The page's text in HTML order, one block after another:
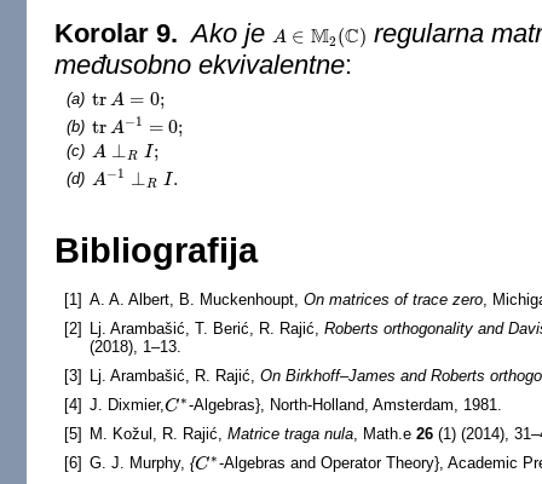
Korolar 9. Ako jeA ∈ M2 (C)
A∈M 2(C)
regularna
međusobno ekvivalentne:
(a) tr A = 0;
trA=0;
(b) tr A−1 = 0;
trA−1=0 ;
(c) A ⊥R I ;
A⊥R I;
(d) A−1 ⊥R I.
A−1⊥R I.
Bibliografija
[1] A. A. Albert, B. Muckenhoupt, On matrices of trace zero,
[2]
Lj. Arambašić, T. Berić, R. Rajić, Roberts orthogonality and
(2018), 1–13.
[3]
Lj. Arambašić, R. Rajić, On Birkhoff–James and Roberts
[4] J. Dixmier,C∗
C∗-Algebras}, North-Holland, Amsterdam, 1981.
[5]
M. Kožul, R. Rajić, Matrice traga nula, Math.e 26(1) (2014),
[6] G. J. Murphy, {C∗
C∗-Algebras and Operator Theory}, Academic